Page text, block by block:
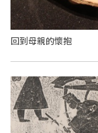
回到母親的懷抱